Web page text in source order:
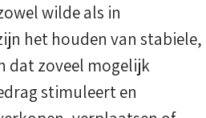
wilde als in
het houden van stabiele,
dat zoveel mogelijk
stimuleert en